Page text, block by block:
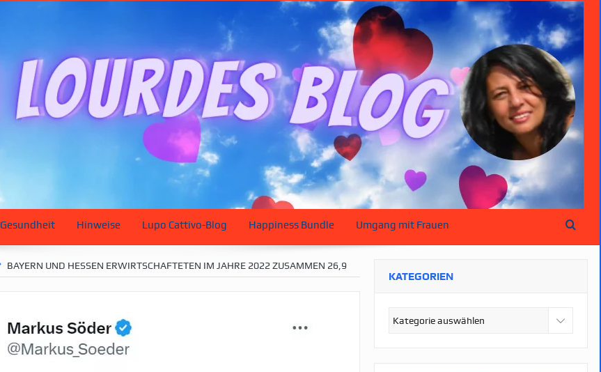
Gesundheit Hinweise Lupo Cattivo-Blog Happiness Bundle Umgang mit Frauen
BAYERN UND HESSEN ERWIRTSCHAFTETEN IM JAHRE 2022 ZUSAMMEN 26,9
KATEGORIEN